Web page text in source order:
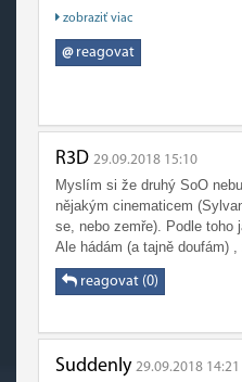
ve svou pravdu? Doopravdy
U Jainy je situace mnohem
rozhodnutí.
Naprosto stejná situace se
Stratholme, aby se z nich
rozhodnutí, nedělat nic a
Cokoliv by Jaina nebo Uther
nepřesvědčilo změnit názor.
pak? Nechal by si říct: "kašli
agresoři, útočili na nově
se díví.
zobraziť viac
@reagovat
R3D 29.09.2018 15:10
Myslím si že druhý SoO
nějakým cinematicem
se, nebo zemře). Podle toho
Ale hádám (a tajně doufám) ,
reagovat (0)
Suddenly 29.09.2018 14:21